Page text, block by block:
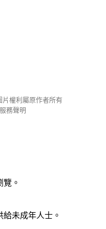
片權利屬原作者所有
服務聲明
。
未成年人士。